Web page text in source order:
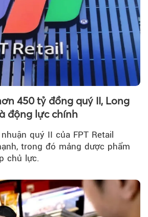
450 tỷ đồng quý II, Long
động lực chính
quý II của FPT Retail
trong đó mảng dược phẩm
chủ lực.